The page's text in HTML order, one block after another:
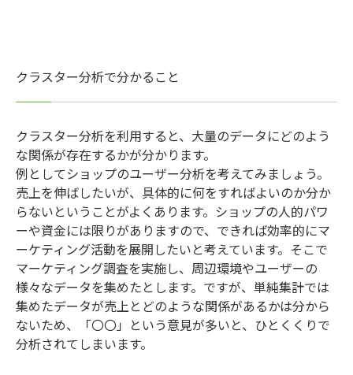
クラスター分析で分かること
クラスター分析を利用すると、大量のデータにどのよう
な関係が存在するかが分かります。
例としてショップのユーザー分析を考えてみましょう。
売上を伸ばしたいが、具体的に何をすればよいのか分か
らないということがよくあります。ショップの人的パワ
ーや資金には限りがありますので、できれば効率的にマ
ーケティング活動を展開したいと考えています。そこで
マーケティング調査を実施し、周辺環境やユーザーの
様々なデータを集めたとします。ですが、単純集計では
集めたデータが売上とどのような関係があるかは分から
ないため、「〇〇」という意見が多いと、ひとくくりで
分析されてしまいます。